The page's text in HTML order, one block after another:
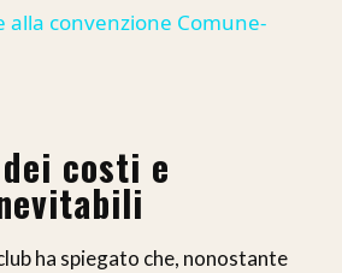
alla convenzione Comune-
costi e
ha spiegato che, nonostante